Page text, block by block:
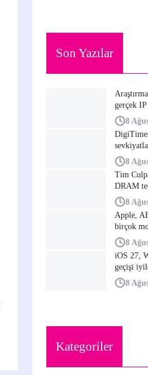
Son Yazılar
gerçek IP
8
8
Tim
DRAM
8
Apple,
birçok
8
iOS 27,
geçişi
8
Kategoriler